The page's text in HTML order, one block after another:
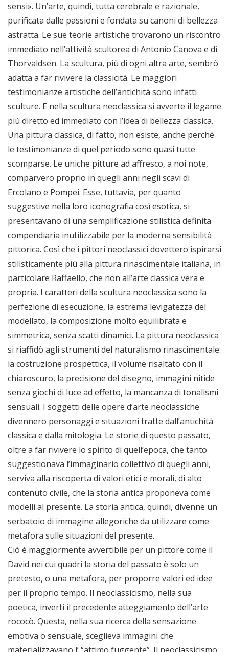
sensi». Un’arte, quindi, tutta cerebrale e razionale,
purificata dalle passioni e fondata su canoni di bellezza
astratta. Le sue teorie artistiche trovarono un riscontro
immediato nell’attività scultorea di Antonio Canova e di
Thorvaldsen. La scultura, più di ogni altra arte, sembrò
adatta a far rivivere la classicità. Le maggiori
testimonianze artistiche dell’antichità sono infatti
sculture. E nella scultura neoclassica si avverte il legame
più diretto ed immediato con l’idea di bellezza classica.
Una pittura classica, di fatto, non esiste, anche perché
le testimonianze di quel periodo sono quasi tutte
scomparse. Le uniche pitture ad affresco, a noi note,
comparvero proprio in quegli anni negli scavi di
Ercolano e Pompei. Esse, tuttavia, per quanto
suggestive nella loro iconografia così esotica, si
presentavano di una semplificazione stilistica definita
compendiaria inutilizzabile per la moderna sensibilità
pittorica. Così che i pittori neoclassici dovettero ispirarsi
stilisticamente più alla pittura rinascimentale italiana, in
particolare Raffaello, che non all’arte classica vera e
propria. I caratteri della scultura neoclassica sono la
perfezione di esecuzione, la estrema levigatezza del
modellato, la composizione molto equilibrata e
simmetrica, senza scatti dinamici. La pittura neoclassica
si riaffidò agli strumenti del naturalismo rinascimentale:
la costruzione prospettica, il volume risaltato con il
chiaroscuro, la precisione del disegno, immagini nitide
senza giochi di luce ad effetto, la mancanza di tonalismi
sensuali. I soggetti delle opere d’arte neoclassiche
divennero personaggi e situazioni tratte dall’antichità
classica e dalla mitologia. Le storie di questo passato,
oltre a far rivivere lo spirito di quell’epoca, che tanto
suggestionava l’immaginario collettivo di quegli anni,
serviva alla riscoperta di valori etici e morali, di alto
contenuto civile, che la storia antica proponeva come
modelli al presente. La storia antica, quindi, divenne un
serbatoio di immagine allegoriche da utilizzare come
metafora sulle situazioni del presente.
Ciò è maggiormente avvertibile per un pittore come il
David nei cui quadri la storia del passato è solo un
pretesto, o una metafora, per proporre valori ed idee
per il proprio tempo. Il neoclassicismo, nella sua
poetica, invertì il precedente atteggiamento dell’arte
rococò. Questa, nella sua ricerca della sensazione
emotiva o sensuale, sceglieva immagini che